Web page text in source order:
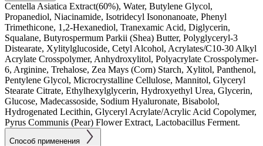
Centella Asiatica Extract(60%), Water, Butylene Glycol,
Propanediol, Niacinamide, Isotridecyl Isononanoate, Phenyl
Trimethicone, 1,2-Hexanediol, Tranexamic Acid, Diglycerin,
Squalane, Butyrospermum Parkii (Shea) Butter, Polyglyceryl-3
Distearate, Xylitylglucoside, Cetyl Alcohol, Acrylates/C10-30 Alkyl
Acrylate Crosspolymer, Anhydroxylitol, Polyacrylate Crosspolymer-
6, Arginine, Trehalose, Zea Mays (Corn) Starch, Xylitol, Panthenol,
Pentylene Glycol, Microcrystalline Cellulose, Mannitol, Glyceryl
Stearate Citrate, Ethylhexylglycerin, Hydroxyethyl Urea, Glycerin,
Glucose, Madecassoside, Sodium Hyaluronate, Bisabolol,
Hydrogenated Lecithin, Glyceryl Acrylate/Acrylic Acid Copolymer,
Pyrus Communis (Pear) Flower Extract, Lactobacillus Ferment.
Способ применения